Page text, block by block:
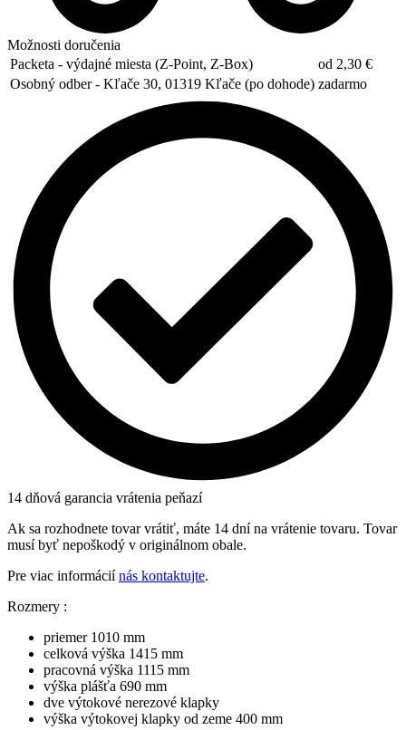
Možnosti doručenia
Packeta - výdajné miesta (Z-Point, Z-Box)
od 2,30 €
Osobný odber - Kľače 30, 01319 Kľače (po dohode) zadarmo
14 dňová garancia vrátenia peňazí
Ak sa rozhodnete tovar vrátiť, máte 14 dní na vrátenie tovaru. Tovar
musí byť nepoškodý v originálnom obale.
Pre viac informáciínás kontaktujte.
Rozmery :
priemer 1010 mm
celková výška 1415 mm
pracovná výška 1115 mm
výška plášťa 690 mm
dve výtokové nerezové klapky
výška výtokovej klapky od zeme 400 mm